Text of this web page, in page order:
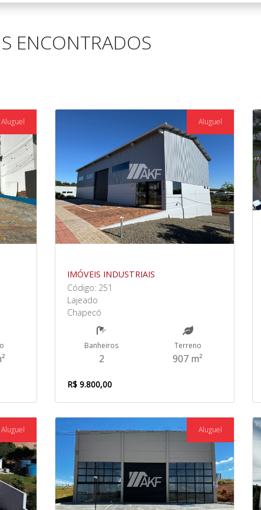
ENCONTRADOS
Aluguel Aluguel
IMÓVEIS INDUSTRIAIS
Código: 251
Lajeado
Chapecó
Banheiros
2
Terreno
907 m²
R$ 9.800,00
Aluguel Aluguel